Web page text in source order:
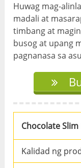
Huwag mag-
madali at
timbang at
busog at upang
pagnanasa sa
Chocolate Slim
Kalidad ng